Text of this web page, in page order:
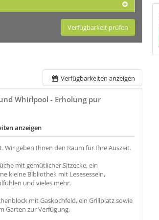
Verfügbarkeit prüfen
Verfügbarkeiten anzeigen
Whirlpool - Erholung pur
anzeigen
Wir geben Ihnen den Raum für Ihre Auszeit.
mit gemütlicher Sitzecke, ein
kleine Bibliothek mit Lesesesseln,
und vieles mehr.
mit Gaskochfeld, ein Grillplatz sowie
Garten zur Verfügung.